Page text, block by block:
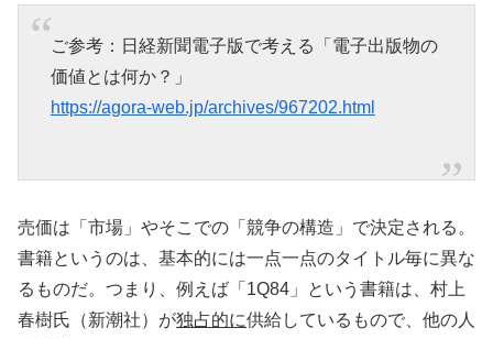
ご参考：日経新聞電子版で考える「電子出版物の
価値とは何か？」
https://agora-web.jp/archives/967202.html
売価は「市場」やそこでの「競争の構造」で決定される。
書籍というのは、基本的には一点一点のタイトル毎に異な
るものだ。つまり、例えば「1Q84」という書籍は、村上
春樹氏（新潮社）が独占的に供給しているもので、他の人